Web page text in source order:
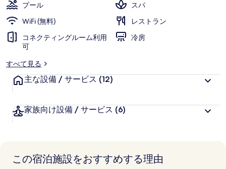
プール
スパ
WiFi (無料)
レストラン
コネクティングルーム利用
可
冷房
すべて見る
主な設備 / サービス (12)
家族向け設備 / サービス (6)
この宿泊施設をおすすめする理由